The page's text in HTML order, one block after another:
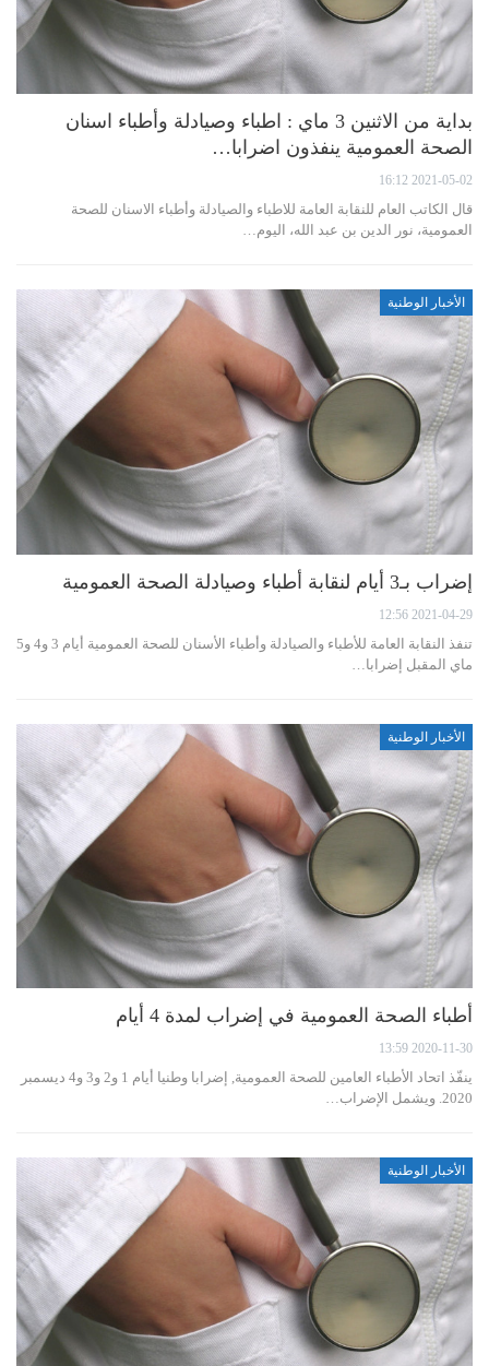
بداية من الاثنين 3 ماي : اطباء وصيادلة وأطباء اسنان
الصحة العمومية ينفذون اضرابا…
2021-05-02 16:12
قال الكاتب العام للنقابة العامة للاطباء والصيادلة وأطباء الاسنان للصحة
العمومية، نور الدين بن عبد الله، اليوم…
الأخبار الوطنية
إضراب بـ3 أيام لنقابة أطباء وصيادلة الصحة العمومية
2021-04-29 12:56
تنفذ النقابة العامة للأطباء والصيادلة وأطباء الأسنان للصحة العمومية أيام 3 و4 و5
ماي المقبل إضرابا…
الأخبار الوطنية
أطباء الصحة العمومية في إضراب لمدة 4 أيام
2020-11-30 13:59
ينفّذ اتحاد الأطباء العامين للصحة العمومية, إضرابا وطنيا أيام 1 و2 و3 و4 ديسمبر
2020. ويشمل الإضراب…
الأخبار الوطنية